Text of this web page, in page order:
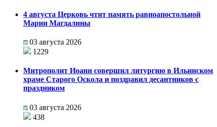
4 августа Церковь чтит память равноапостольной
Марии Магдалины
03 августа 2026
1229
Митрополит Иоанн совершил литургию в Ильинском
храме Старого Оскола и поздравил десантников с
праздником
03 августа 2026
438